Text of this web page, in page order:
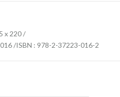
x 220 /
/ISBN : 978-2-37223-016-2